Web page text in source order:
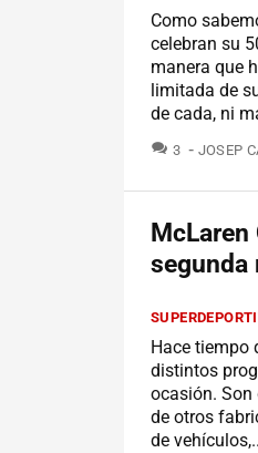
Como
celebran su
manera que
limitada de
de cada, ni
3 JOSEP
McLaren
segunda
Hace tiempo
distintos
ocasión.
de otros
de